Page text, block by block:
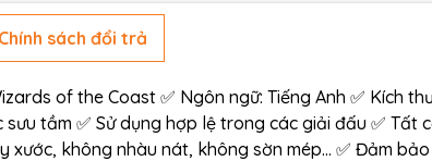
Chính sách đổi trả
of the Coast ✅ Ngôn ngữ: Tiếng Anh ✅ Kích
tầm ✅ Sử dụng hợp lệ trong các giải đấu ✅ Tất
xước, không nhàu nát, không sờn mép… ✅ Đảm bảo